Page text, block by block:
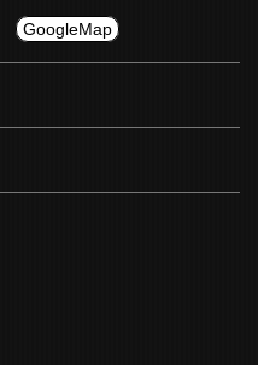
GoogleMap